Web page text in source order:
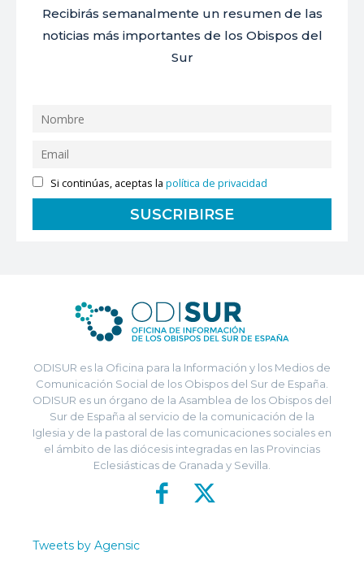
Recibirás semanalmente un resumen de las
noticias más importantes de los Obispos del
Sur
Si continúas, aceptas lapolítica de privacidad
ODISUR es la Oficina para la Información y los Medios de
Comunicación Social de los Obispos del Sur de España.
ODISUR es un órgano de la Asamblea de los Obispos del
Sur de España al servicio de la comunicación de la
Iglesia y de la pastoral de las comunicaciones sociales en
el ámbito de las diócesis integradas en las Provincias
Eclesiásticas de Granada y Sevilla.
Tweets by Agensic